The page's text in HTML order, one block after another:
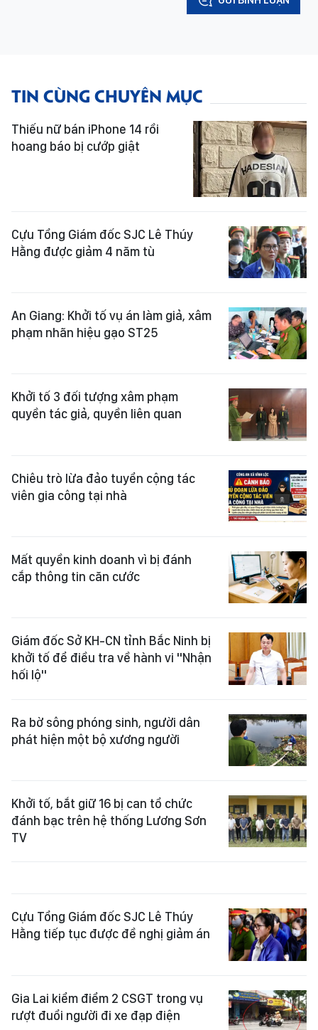
TIN CÙNG CHUYÊN MỤC
Thiếu nữ bán iPhone 14 rồi
hoang báo bị cướp giật
Cựu Tổng Giám đốc SJC Lê Thúy
Hằng được giảm 4 năm tù
An Giang: Khởi tố vụ án làm giả, xâm
phạm nhãn hiệu gạo ST25
Khởi tố 3 đối tượng xâm phạm
quyền tác giả, quyền liên quan
Chiêu trò lừa đảo tuyển cộng tác
viên gia công tại nhà
Mất quyền kinh doanh vì bị đánh
cắp thông tin căn cước
Giám đốc Sở KH-CN tỉnh Bắc Ninh bị
khởi tố để điều tra về hành vi "Nhận
hối lộ"
Ra bờ sông phóng sinh, người dân
phát hiện một bộ xương người
Khởi tố, bắt giữ 16 bị can tổ chức
đánh bạc trên hệ thống Lương Sơn
TV
Cựu Tổng Giám đốc SJC Lê Thúy
Hằng tiếp tục được đề nghị giảm án
Gia Lai kiểm điểm 2 CSGT trong vụ
rượt đuổi người đi xe đạp điện